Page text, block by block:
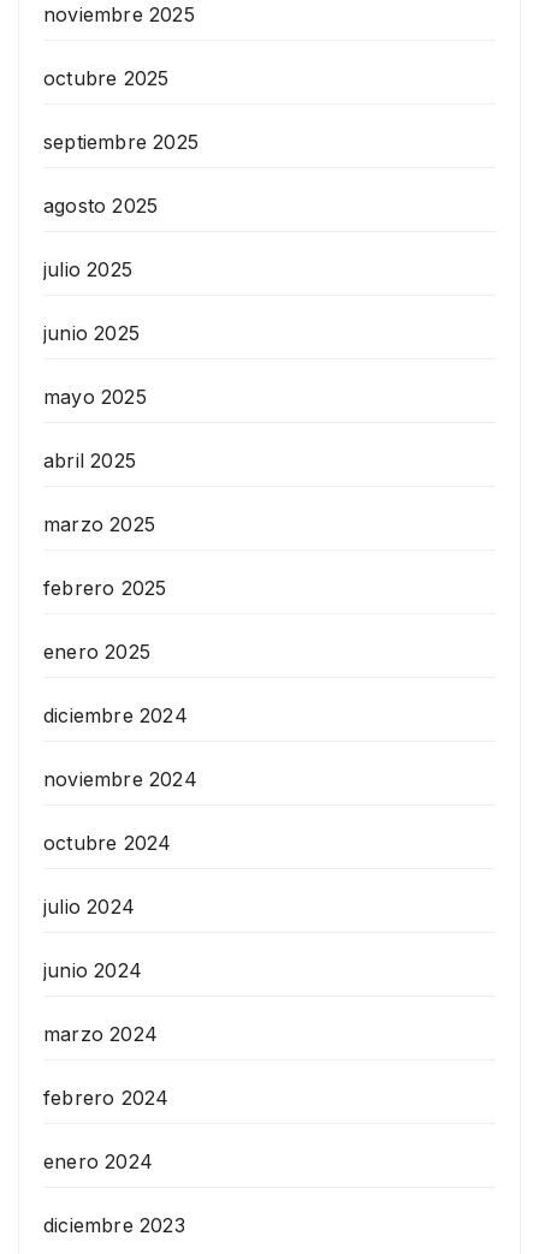
noviembre 2025
octubre 2025
septiembre 2025
agosto 2025
julio 2025
junio 2025
mayo 2025
abril 2025
marzo 2025
febrero 2025
enero 2025
diciembre 2024
noviembre 2024
octubre 2024
julio 2024
junio 2024
marzo 2024
febrero 2024
enero 2024
diciembre 2023